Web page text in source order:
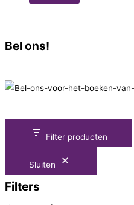
Bel ons!
Filter producten
Sluiten
Filters